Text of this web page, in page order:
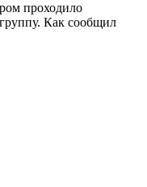
проходило
Как сообщил